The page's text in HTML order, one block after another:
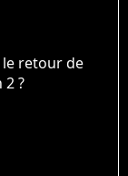
le retour de
2 ?